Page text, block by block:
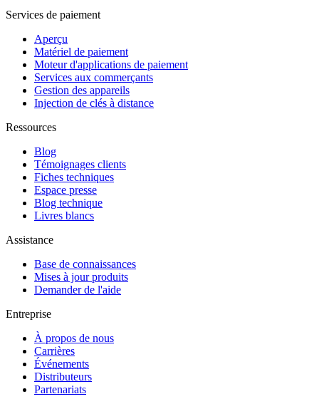
Services de paiement
Aperçu
Matériel de paiement
Moteur d'applications de paiement
Services aux commerçants
Gestion des appareils
Injection de clés à distance
Ressources
Blog
Témoignages clients
Fiches techniques
Espace presse
Blog technique
Livres blancs
Assistance
Base de connaissances
Mises à jour produits
Demander de l'aide
Entreprise
À propos de nous
Carrières
Événements
Distributeurs
Partenariats